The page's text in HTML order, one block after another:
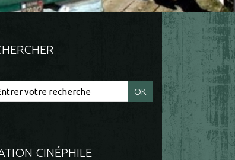
CINÉPHILE